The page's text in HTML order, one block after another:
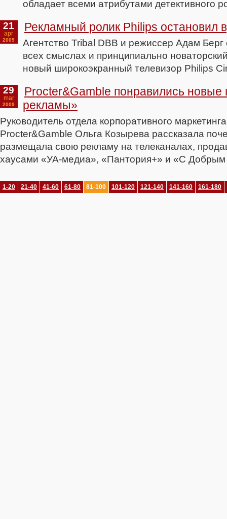
обладает всеми атрибутами детективного
21
apr
2009
Рекламный ролик Philips остановил
Агентство Tribal DВВ и режиссер Адам
всех смыслах и принципиально
новый широкоэкранный телевизор Philips
29
mar
2009
Procter&Gamble понравились
рекламы»
Руководитель отдела корпоративного
Procter&Gamble Ольга Козырева рассказала
размещала свою рекламу на телеканалах,
хаусами «УА-медиа», «Пантория+» и «С Добрым
1-20 21-40 41-60 61-80 81-100 101-120 121-140 141-160 161-180